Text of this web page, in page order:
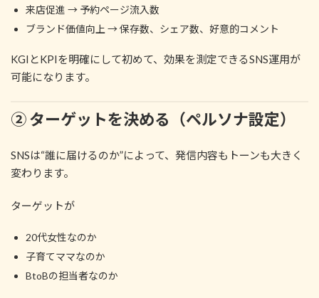
来店促進 → 予約ページ流入数
ブランド価値向上 → 保存数、シェア数、好意的コメント
KGIとKPIを明確にして初めて、効果を測定できるSNS運用が
可能になります。
② ターゲットを決める（ペルソナ設定）
SNSは“誰に届けるのか”によって、発信内容もトーンも大きく
変わります。
ターゲットが
20代女性なのか
子育てママなのか
BtoBの担当者なのか